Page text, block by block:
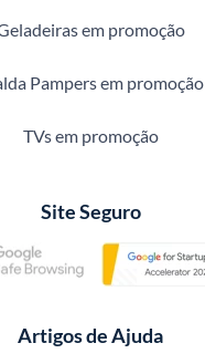
em promoção
Pampers em promoção
TVs em promoção
Site Seguro
Artigos de Ajuda